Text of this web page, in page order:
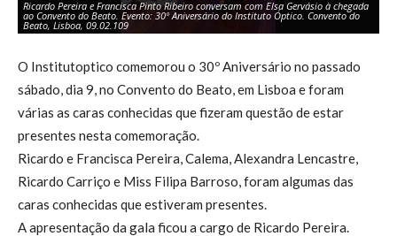
Ricardo Pereira e Francisca Pinto Ribeiro conversam com Elsa Gervásio à chegada
ao Convento do Beato. Evento: 30º Aniversário do Instituto Óptico. Convento do
Beato, Lisboa, 09.02.109
O Institutoptico comemorou o 30º Aniversário no passado
sábado, dia 9, no Convento do Beato, em Lisboa e foram
várias as caras conhecidas que fizeram questão de estar
presentes nesta comemoração.
Ricardo e Francisca Pereira, Calema, Alexandra Lencastre,
Ricardo Carriço e Miss Filipa Barroso, foram algumas das
caras conhecidas que estiveram presentes.
A apresentação da gala ficou a cargo de Ricardo Pereira.